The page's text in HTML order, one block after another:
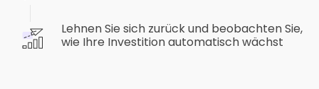
Lehnen Sie sich zurück und beobachten Sie,
wie Ihre Investition automatisch wächst